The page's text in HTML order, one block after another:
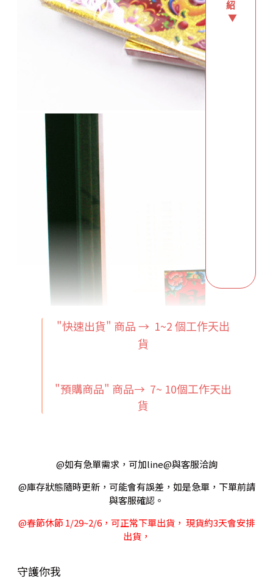
紹
▼
"快速出貨" 商品 → 1~2 個工作天出
貨
"預購商品" 商品→ 7~ 10個工作天出
貨
@如有急單需求，可加line@與客服洽詢
@庫存狀態隨時更新，可能會有誤差，如是急單，下單前請
與客服確認。
@春節休節 1/29~2/6，可正常下單出貨， 現貨約3天會安排
出貨，
守護你我